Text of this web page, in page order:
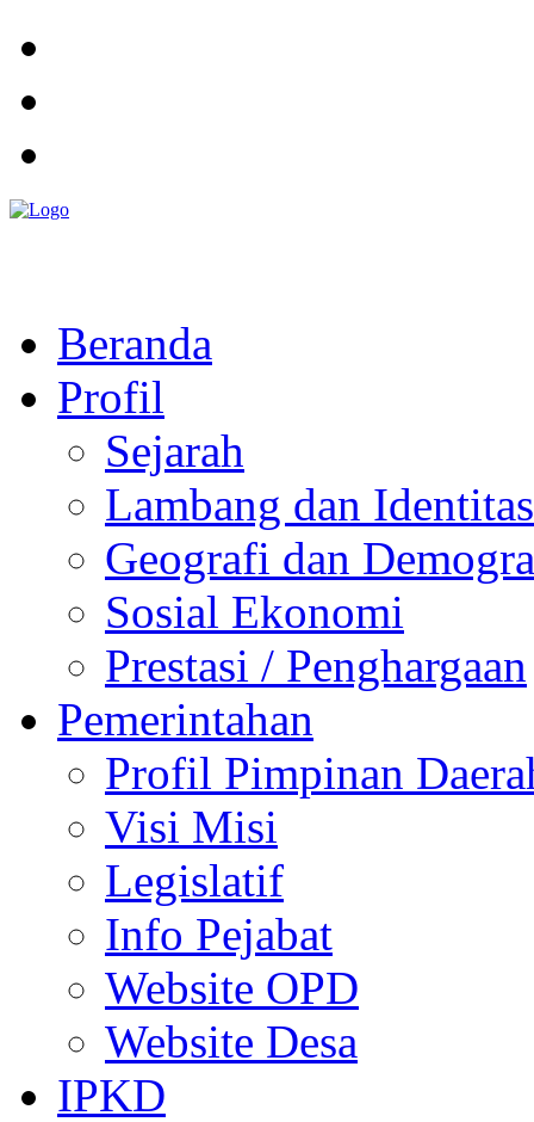
Beranda
Profil
Sejarah
Lambang dan Identitas
Geografi dan
Sosial Ekonomi
Prestasi / Penghargaan
Pemerintahan
Profil Pimpinan
Visi Misi
Legislatif
Info Pejabat
Website OPD
Website Desa
IPKD